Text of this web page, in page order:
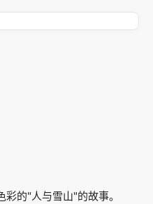
的"人与雪山"的故事。